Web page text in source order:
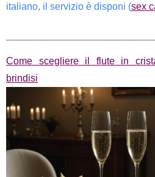
italiano, il servizio è disponi (sex
Come scegliere il flute in
brindisi